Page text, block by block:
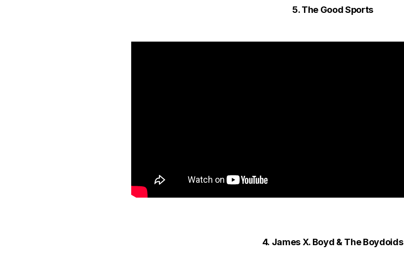
5. The Good Sports
4. James X. Boyd & The Boydoids